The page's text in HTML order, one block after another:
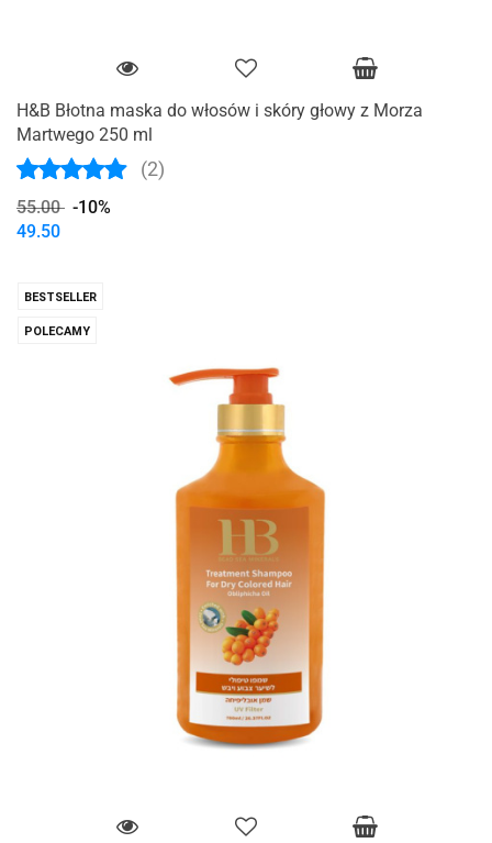
H&B Błotna maska do włosów i skóry głowy z Morza
Martwego 250 ml
(2)
55.00 -10%
49.50
BESTSELLER
POLECAMY